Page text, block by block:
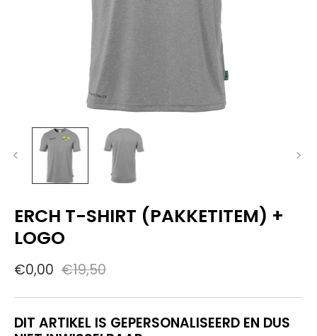
ERCH T-SHIRT (PAKKETITEM) +
LOGO
€0,00 €19,50
DIT ARTIKEL IS GEPERSONALISEERD EN DUS